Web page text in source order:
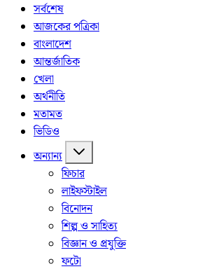
সর্বশেষ
আজকের পত্রিকা
বাংলাদেশ
আন্তর্জাতিক
খেলা
অর্থনীতি
মতামত
ভিডিও
অন্যান্য
ফিচার
লাইফস্টাইল
বিনোদন
শিল্প ও সাহিত্য
বিজ্ঞান ও প্রযুক্তি
ফটো